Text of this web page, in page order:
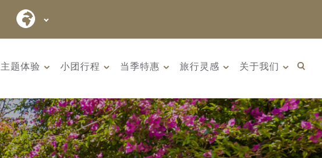
主题体验 小团行程 当季特惠 旅行灵感 关于我们